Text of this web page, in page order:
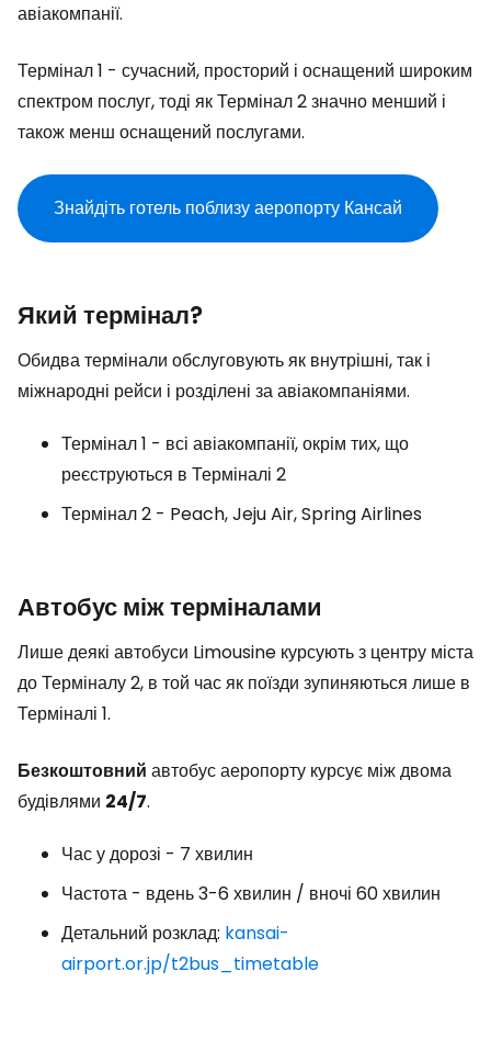
авіакомпанії.
Термінал 1 - сучасний, просторий і оснащений широким
спектром послуг, тоді як Термінал 2 значно менший і
також менш оснащений послугами.
Знайдіть готель поблизу аеропорту Кансай
Який термінал?
Обидва термінали обслуговують як внутрішні, так і
міжнародні рейси і розділені за авіакомпаніями.
Термінал 1 - всі авіакомпанії, окрім тих, що
реєструються в Терміналі 2
Термінал 2 - Peach, Jeju Air, Spring Airlines
Автобус між терміналами
Лише деякі автобуси Limousine курсують з центру міста
до Терміналу 2, в той час як поїзди зупиняються лише в
Терміналі 1.
Безкоштовний автобус аеропорту курсує між двома
будівлями 24/7.
Час у дорозі - 7 хвилин
Частота - вдень 3-6 хвилин / вночі 60 хвилин
Детальний розклад: kansai-
airport.or.jp/t2bus_timetable